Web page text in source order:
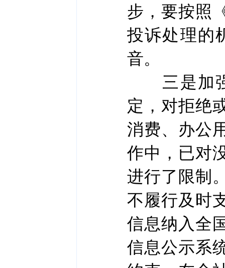
步，要按照
投诉处理的
音。
三是加强
定，对拒绝
消费、办公
作中，已对
进行了限制
不履行及时
信息纳入全
信息公示系